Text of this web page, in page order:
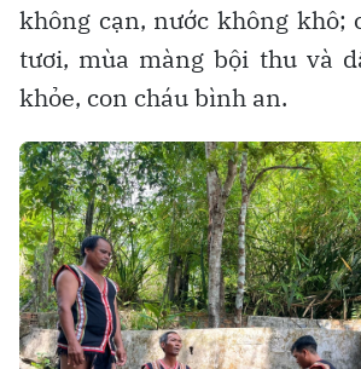
không cạn, nước không khô;
tươi, mùa màng bội thu và
khỏe, con cháu bình an.